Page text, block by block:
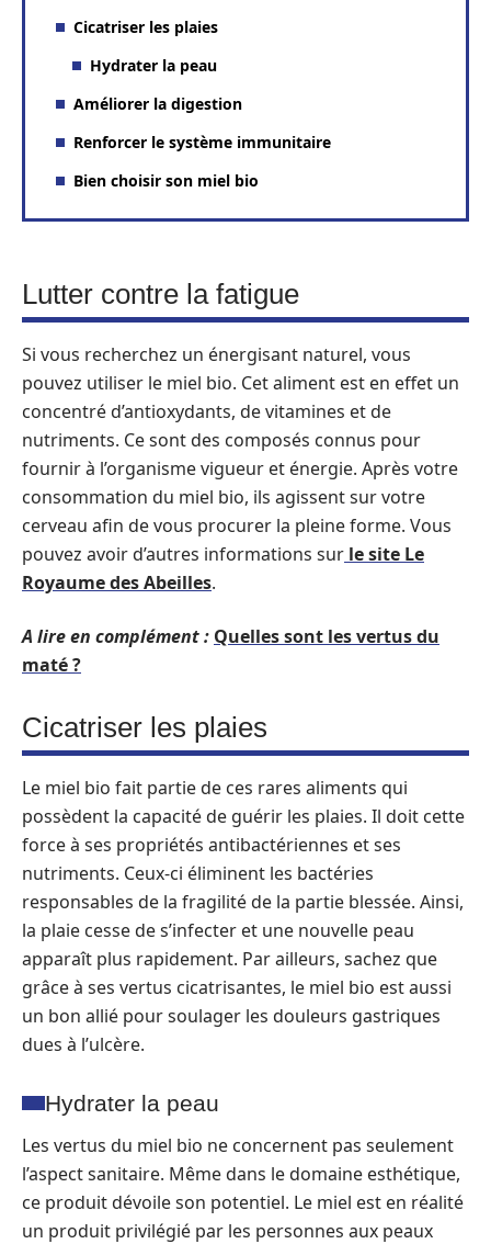
Cicatriser les plaies
Hydrater la peau
Améliorer la digestion
Renforcer le système immunitaire
Bien choisir son miel bio
Lutter contre la fatigue
Si vous recherchez un énergisant naturel, vous
pouvez utiliser le miel bio. Cet aliment est en effet un
concentré d’antioxydants, de vitamines et de
nutriments. Ce sont des composés connus pour
fournir à l’organisme vigueur et énergie. Après votre
consommation du miel bio, ils agissent sur votre
cerveau afin de vous procurer la pleine forme. Vous
pouvez avoir d’autres informations sur le site Le
Royaume des Abeilles.
A lire en complément : Quelles sont les vertus du
maté ?
Cicatriser les plaies
Le miel bio fait partie de ces rares aliments qui
possèdent la capacité de guérir les plaies. Il doit cette
force à ses propriétés antibactériennes et ses
nutriments. Ceux-ci éliminent les bactéries
responsables de la fragilité de la partie blessée. Ainsi,
la plaie cesse de s’infecter et une nouvelle peau
apparaît plus rapidement. Par ailleurs, sachez que
grâce à ses vertus cicatrisantes, le miel bio est aussi
un bon allié pour soulager les douleurs gastriques
dues à l’ulcère.
Hydrater la peau
Les vertus du miel bio ne concernent pas seulement
l’aspect sanitaire. Même dans le domaine esthétique,
ce produit dévoile son potentiel. Le miel est en réalité
un produit privilégié par les personnes aux peaux